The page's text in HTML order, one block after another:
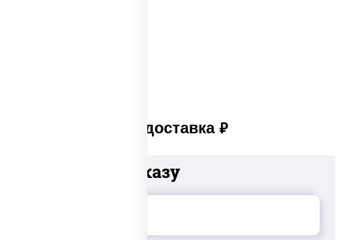
Платная доставка руб
Добавьте к заказу